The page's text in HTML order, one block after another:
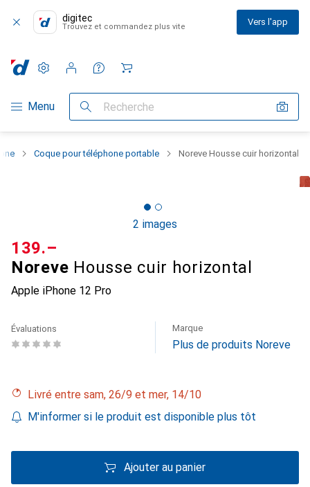
digitec
Trouvez et commandez plus vite Vers l'app
Navigation par catégorie
Menu Recherche
Paramètres
Compte client
Listes de comparaison
Listes d'envies
Panier
Coque pour téléphone portable Noreve Housse cuir horizontal
2 images
Noreve Housse cuir horizontal
Apple iPhone 12 Pro
CHF
139.–
Évaluations Marque
Plus de produits Noreve
Livré entre sam, 26/9 et mer, 14/10
M'informer si le produit est disponible plus tôt
Ajouter au panier